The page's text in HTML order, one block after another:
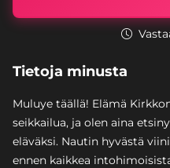
Tietoja minusta
Muluye täällä! Elämä
seikkailua, ja olen aina
eläväksi. Nautin hyvästä
ennen kaikkea